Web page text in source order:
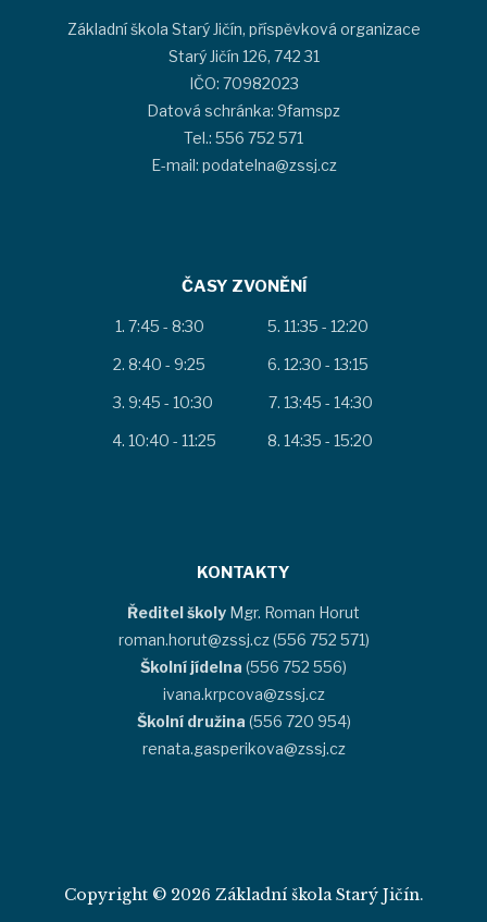
Základní škola Starý Jičín, příspěvková organizace
Starý Jičín 126, 742 31
IČO: 70982023
Datová schránka: 9famspz
Tel.: 556 752 571
E-mail: podatelna@zssj.cz
ČASY ZVONĚNÍ
7:45 - 8:30
8:40 - 9:25
9:45 - 10:30
10:40 - 11:25
11:35 - 12:20
12:30 - 13:15
13:45 - 14:30
14:35 - 15:20
KONTAKTY
Ředitel školy Mgr. Roman Horut
roman.horut@zssj.cz (556 752 571)
Školní jídelna (556 752 556)
ivana.krpcova@zssj.cz
Školní družina (556 720 954)
renata.gasperikova@zssj.cz
Copyright © 2026 Základní škola Starý Jičín.